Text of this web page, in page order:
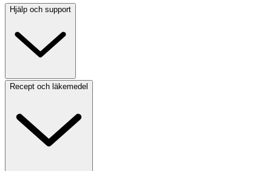
Hjälp och support
Recept och läkemedel